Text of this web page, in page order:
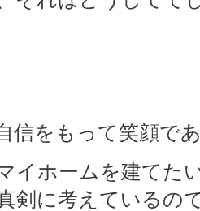
信をもって笑顔で
イホームを建てた
剣に考えているの